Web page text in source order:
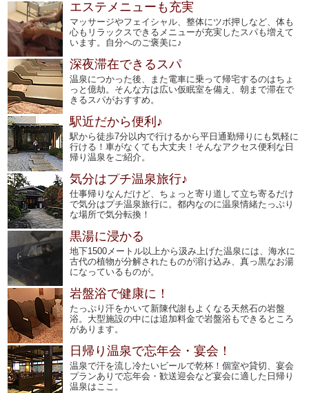
エステメニューも充実
マッサージやフェイシャル、整体にツボ押しなど、体も
心もリラックスできるメニューが充実したスパも増えて
います。自分へのご褒美に♪
深夜滞在できるスパ
温泉につかった後、また電車に乗って帰宅するのはちょ
っと億劫。そんな方は広い仮眠室を備え、朝まで滞在で
きるスパがおすすめ。
駅近だから便利♪
駅から徒歩7分以内で行けるから平日通勤帰りにも気軽に
行ける！車がなくても大丈夫！そんなアクセス便利な日
帰り温泉をご紹介。
気分はプチ温泉旅行♪
仕事帰りなんだけど、ちょっと寄り道して立ち寄るだけ
で気分はプチ温泉旅行に。都内なのに温泉情緒たっぷり
な場所で気分転換！
黒湯に浸かる
地下1500メートル以上から汲み上げた温泉には、海水に
古代の植物が分解されたものが溶け込み、真っ黒なお湯
になっているものが。
岩盤浴で健康に！
たっぷり汗をかいて新陳代謝もよくなる天然石の岩盤
浴。大型施設の中には追加料金で岩盤浴もできるところ
があります。
日帰り温泉で忘年会・宴会！
温泉で汗を流し冷たいビールで乾杯！個室や貸切、宴会
プランありで忘年会・歓送迎会など宴会に適した日帰り
温泉はここ。